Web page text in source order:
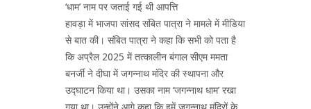
‘धाम’ नाम पर जताई गई थी आपत्ति
हावड़ा में भाजपा सांसद संबित पात्रा ने मामले में मीडिया
से बात की। संबित पात्रा ने कहा कि सभी को पता है
कि अप्रैल 2025 में तत्कालीन बंगाल सीएम ममता
बनर्जी ने दीघा में जगन्नाथ मंदिर की स्थापना और
उद्घाटन किया था। उसका नाम ‘जगन्नाथ धाम’ रखा
गया था। उन्होंने आगे कहा कि हमें जगन्नाथ मंदिरों के